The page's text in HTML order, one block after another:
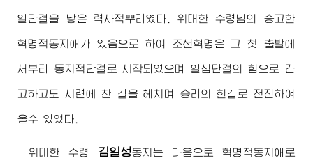
일단결을 낳은 력사적뿌리였다. 위대한 수령님의 숭고한
혁명적동지애가 있음으로 하여 조선혁명은 그 첫 출발에
서부터 동지적단결로 시작되였으며 일심단결의 힘으로 간
고하고도 시련에 찬 길을 헤치며 승리의 한길로 전진하여
올수 있었다.
위대한 수령 김일성동지 는 다음으로 혁명적동지애로